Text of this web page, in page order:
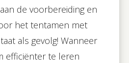
de voorbereiding en
het tentamen met
als gevolg! Wanneer
efficiënter te leren